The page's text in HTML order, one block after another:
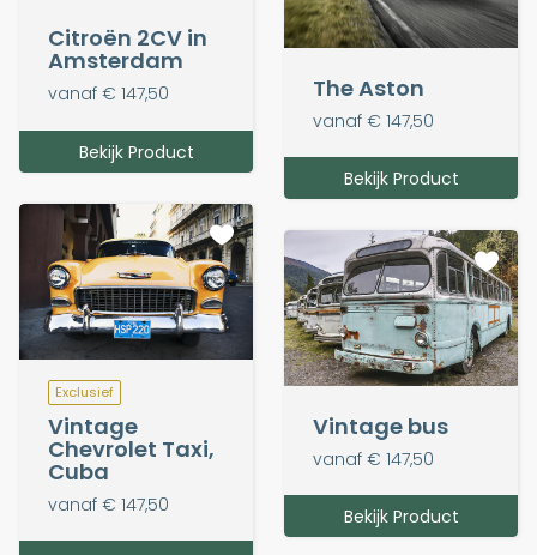
Citroën 2CV in
Amsterdam
vanaf € 147,50
Bekijk Product
The Aston
vanaf € 147,50
Bekijk Product
Exclusief
Vintage
Chevrolet Taxi,
Cuba
vanaf € 147,50
Vintage bus
vanaf € 147,50
Bekijk Product